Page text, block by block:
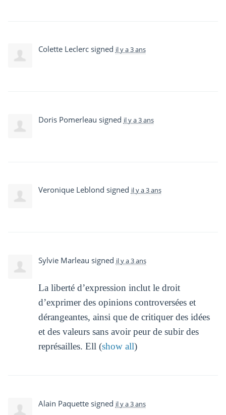
Colette Leclercsigned il y a 3 ans
Doris Pomerleau signed il y a 3 ans
Veronique Leblond signed il y a 3 ans
Sylvie Marleau signed il y a 3 ans
La liberté d’expression inclut le droit
d’exprimer des opinions controversées et
dérangeantes, ainsi que de critiquer des idées
et des valeurs sans avoir peur de subir des
représailles. Ell (show all)
Alain Paquettesigned il y a 3 ans